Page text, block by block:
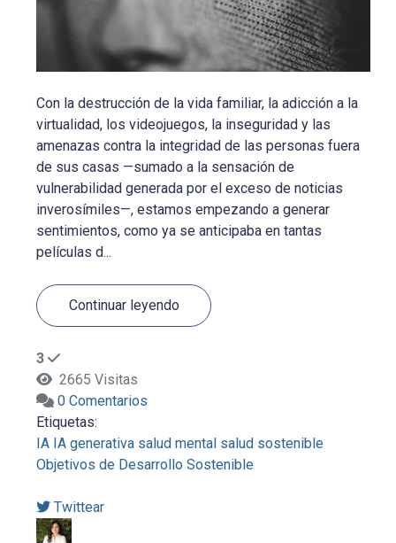
Con la destrucción de la vida familiar, la adicción a la
virtualidad, los videojuegos, la inseguridad y las
amenazas contra la integridad de las personas fuera
de sus casas —sumado a la sensación de
vulnerabilidad generada por el exceso de noticias
inverosímiles—, estamos empezando a generar
sentimientos, como ya se anticipaba en tantas
películas d...
Continuar leyendo
3
2665 Visitas
0 Comentarios
Etiquetas:
IA IA generativa salud mental salud sostenible
Objetivos de Desarrollo Sostenible
Twittear